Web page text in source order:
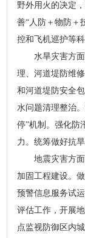
野外用火的决定
善“人防＋物防＋
控和飞机巡护等科
水旱灾害方
理、河道堤防维
和河道堤防安全
水问题清理整治
停”机制。强化防
力。统筹做好抗
地震灾害方
加固工程建设。
预警信息服务试
评估工作，开展
点监视防御区内